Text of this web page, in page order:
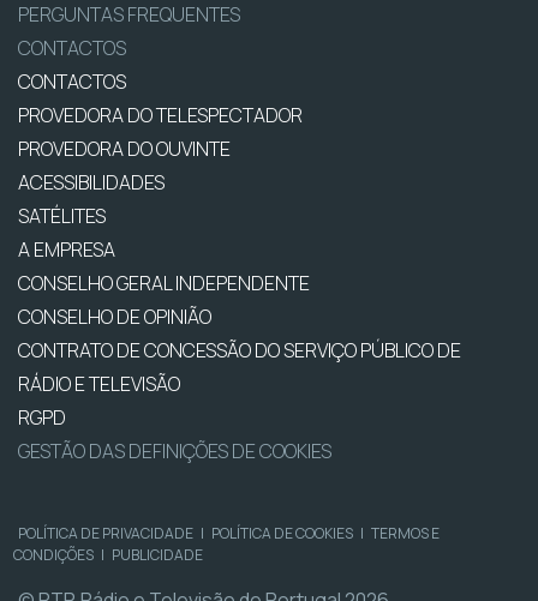
PERGUNTAS FREQUENTES
CONTACTOS
CONTACTOS
PROVEDORA DO TELESPECTADOR
PROVEDORA DO OUVINTE
ACESSIBILIDADES
SATÉLITES
A EMPRESA
CONSELHO GERAL INDEPENDENTE
CONSELHO DE OPINIÃO
CONTRATO DE CONCESSÃO DO SERVIÇO PÚBLICO DE
RÁDIO E TELEVISÃO
RGPD
GESTÃO DAS DEFINIÇÕES DE COOKIES
POLÍTICA DE PRIVACIDADE | POLÍTICA DE COOKIES | TERMOS E
CONDIÇÕES | PUBLICIDADE